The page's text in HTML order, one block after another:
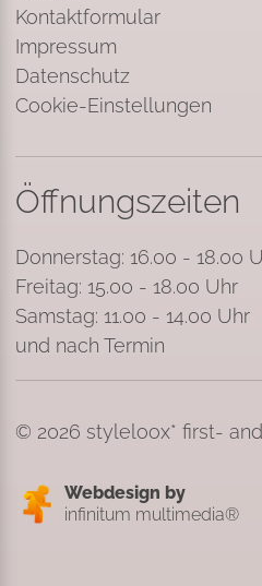
Kontaktformular
Impressum
Datenschutz
Cookie-Einstellungen
Öffnungszeiten
Donnerstag: 16.00 - 18.00
Freitag: 15.00 - 18.00 Uhr
Samstag: 11.00 - 14.00 Uhr
und nach Termin
© 2026 styleloox* first-
Webdesign by
infinitum multimedia®